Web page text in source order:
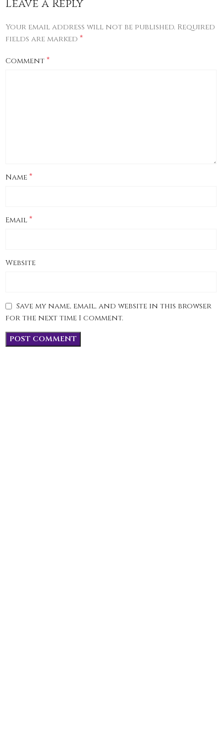
Leave a Reply
Your email address will not be published. Required
fields are marked*
Comment*
Name*
Email*
Website
Save my name, email, and website in this browser
for the next time I comment.